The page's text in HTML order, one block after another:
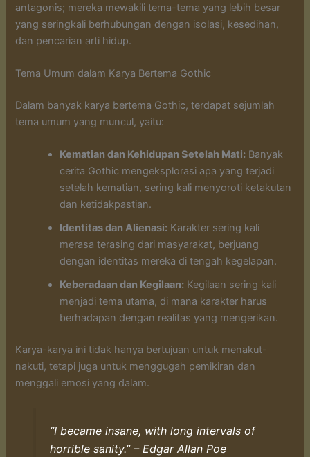
antagonis; mereka mewakili tema-tema yang lebih besar
yang seringkali berhubungan dengan isolasi, kesedihan,
dan pencarian arti hidup.
Tema Umum dalam Karya Bertema Gothic
Dalam banyak karya bertema Gothic, terdapat sejumlah
tema umum yang muncul, yaitu:
Kematian dan Kehidupan Setelah Mati: Banyak
cerita Gothic mengeksplorasi apa yang terjadi
setelah kematian, sering kali menyoroti ketakutan
dan ketidakpastian.
Identitas dan Alienasi: Karakter sering kali
merasa terasing dari masyarakat, berjuang
dengan identitas mereka di tengah kegelapan.
Keberadaan dan Kegilaan: Kegilaan sering kali
menjadi tema utama, di mana karakter harus
berhadapan dengan realitas yang mengerikan.
Karya-karya ini tidak hanya bertujuan untuk menakut-
nakuti, tetapi juga untuk menggugah pemikiran dan
menggali emosi yang dalam.
“I became insane, with long intervals of
horrible sanity.” – Edgar Allan Poe